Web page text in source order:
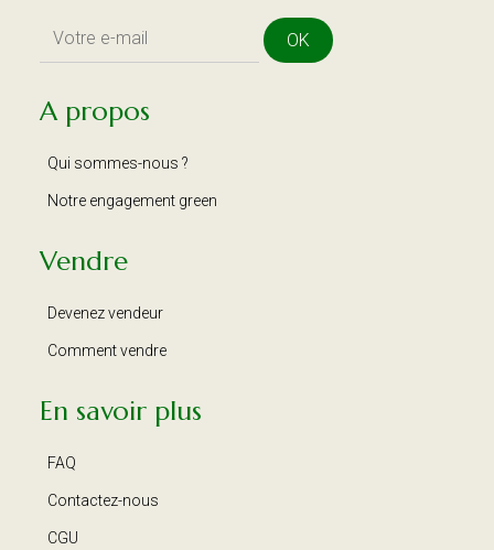
OK
A propos
Qui sommes-nous ?
Notre engagement green
Vendre
Devenez vendeur
Comment vendre
En savoir plus
FAQ
Contactez-nous
CGU